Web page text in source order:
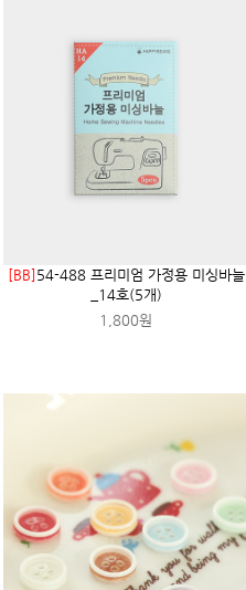
[BB] 54-488 프리미엄 가정용 미싱바늘
_14호(5개)
1,800원